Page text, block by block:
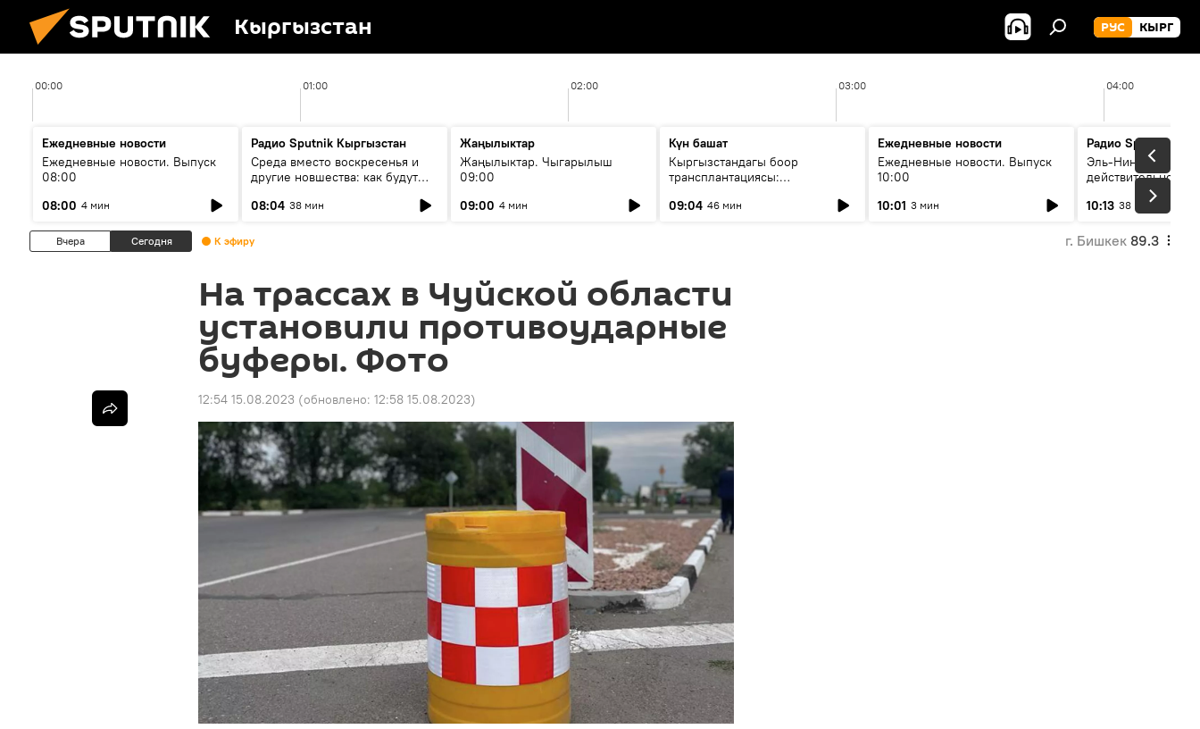
Кыргызстан РУС КЫРГ
00:00 01:00 02:00 03:00 04:00
Ежедневные новости
Ежедневные новости. Выпуск
08:00
08:00 4 мин
Радио Sputnik Кыргызстан
Среда вместо воскресенья и
другие новшества: как будут
08:04 38 мин
Жаңылыктар
Жаңылыктар. Чыгарылыш
09:00
09:00 4 мин
Күн башат
Кыргызстандагы боор
трансплантациясы:
келечеги
09:04 46 мин
Ежедневные новости
Ежедневные новости. Выпуск
10:00
10:01 3 мин
Радио Sputnik
Эль-Ниньо, жара и
действительно
погоду в
10:13 38 мин
Вчера Сегодня К эфиру г. Бишкек 89.3
На трассах в Чуйской области
установили противоударные
буферы. Фото
12:54 15.08.2023 (обновлено: 12:58 15.08.2023)